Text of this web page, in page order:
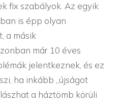
fix szabályok. Az egyik
is épp olyan
a másik
már 10 éves
jelentkeznek, és ez
ha inkább ,,újságot
a háztömb körüli